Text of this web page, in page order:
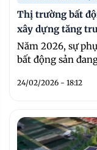
Thị trường bất
xây dựng tăng
Năm 2026, sự
bất động sản
24/02/2026 - 18:12